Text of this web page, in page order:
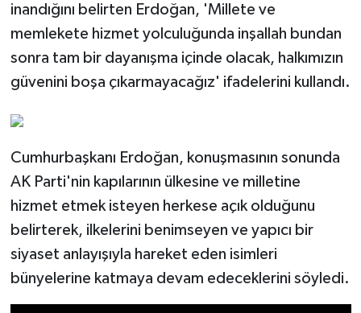
inandığını belirten Erdoğan, 'Millete ve
memlekete hizmet yolculuğunda inşallah bundan
sonra tam bir dayanışma içinde olacak, halkımızın
güvenini boşa çıkarmayacağız' ifadelerini kullandı.
Cumhurbaşkanı Erdoğan, konuşmasının sonunda
AK Parti'nin kapılarının ülkesine ve milletine
hizmet etmek isteyen herkese açık olduğunu
belirterek, ilkelerini benimseyen ve yapıcı bir
siyaset anlayışıyla hareket eden isimleri
bünyelerine katmaya devam edeceklerini söyledi.